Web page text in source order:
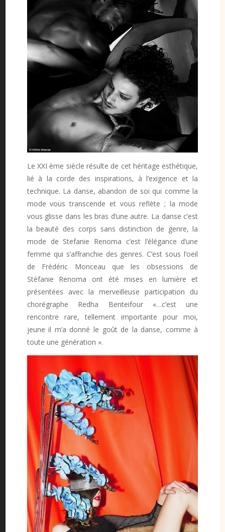
Le XXI ème siècle résulte de cet héritage esthétique,
lié à la corde des inspirations, à l’exigence et la
technique. La danse, abandon de soi qui comme la
mode vous transcende et vous reflète ; la mode
vous glisse dans les bras d’une autre. La danse c’est
la beauté des corps sans distinction de genre, la
mode de Stefanie Renoma c’est l’élégance d’une
femme qui s’affranchie des genres. C’est sous l’oeil
de Frédéric Monceau que les obsessions de
Stéfanie Renoma ont été mises en lumière et
présentées avec la merveilleuse participation du
chorégraphe Redha Benteifour «…c’est une
rencontre rare, tellement importante pour moi,
jeune il m’a donné le goût de la danse, comme à
toute une génération ».